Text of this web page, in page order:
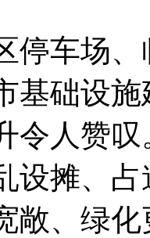
停车场
基础设
令人赞
设摊、
敞、绿